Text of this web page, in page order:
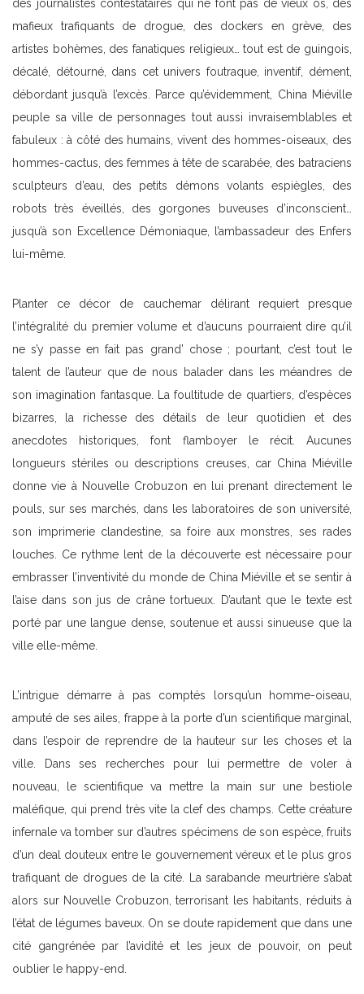
des journalistes contestataires qui ne font pas de vieux os, des
mafieux trafiquants de drogue, des dockers en grève, des
artistes bohèmes, des fanatiques religieux… tout est de guingois,
décalé, détourné, dans cet univers foutraque, inventif, dément,
débordant jusqu’à l’excès. Parce qu’évidemment, China Miéville
peuple sa ville de personnages tout aussi invraisemblables et
fabuleux : à côté des humains, vivent des hommes-oiseaux, des
hommes-cactus, des femmes à tête de scarabée, des batraciens
sculpteurs d’eau, des petits démons volants espiègles, des
robots très éveillés, des gorgones buveuses d’inconscient…
jusqu’à son Excellence Démoniaque, l’ambassadeur des Enfers
lui-même.
Planter ce décor de cauchemar délirant requiert presque
l’intégralité du premier volume et d’aucuns pourraient dire qu’il
ne s’y passe en fait pas grand’ chose ; pourtant, c’est tout le
talent de l’auteur que de nous balader dans les méandres de
son imagination fantasque. La foultitude de quartiers, d’espèces
bizarres, la richesse des détails de leur quotidien et des
anecdotes historiques, font flamboyer le récit. Aucunes
longueurs stériles ou descriptions creuses, car China Miéville
donne vie à Nouvelle Crobuzon en lui prenant directement le
pouls, sur ses marchés, dans les laboratoires de son université,
son imprimerie clandestine, sa foire aux monstres, ses rades
louches. Ce rythme lent de la découverte est nécessaire pour
embrasser l’inventivité du monde de China Miéville et se sentir à
l’aise dans son jus de crâne tortueux. D’autant que le texte est
porté par une langue dense, soutenue et aussi sinueuse que la
ville elle-même.
L’intrigue démarre à pas comptés lorsqu’un homme-oiseau,
amputé de ses ailes, frappe à la porte d’un scientifique marginal,
dans l’espoir de reprendre de la hauteur sur les choses et la
ville. Dans ses recherches pour lui permettre de voler à
nouveau, le scientifique va mettre la main sur une bestiole
maléfique, qui prend très vite la clef des champs. Cette créature
infernale va tomber sur d’autres spécimens de son espèce, fruits
d’un deal douteux entre le gouvernement véreux et le plus gros
trafiquant de drogues de la cité. La sarabande meurtrière s’abat
alors sur Nouvelle Crobuzon, terrorisant les habitants, réduits à
l’état de légumes baveux. On se doute rapidement que dans une
cité gangrénée par l’avidité et les jeux de pouvoir, on peut
oublier le happy-end.